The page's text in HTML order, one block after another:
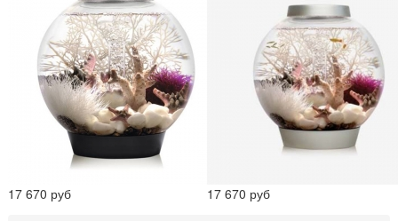
17 670 руб 17 670 руб